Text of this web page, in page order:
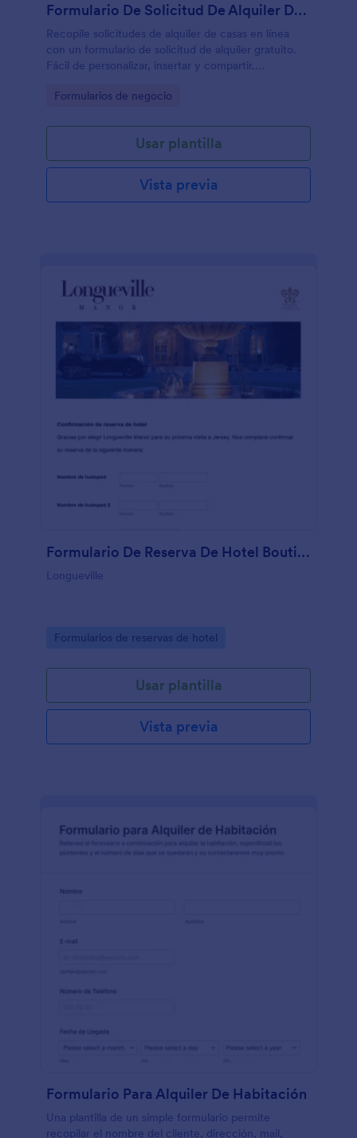
Formulario De Solicitud De Alquiler De Casa
Recopile solicitudes de alquiler de casas en línea
con un formulario de solicitud de alquiler gratuito.
Fácil de personalizar, insertar y compartir.
aplicaciones.
Go to Category:
Formularios de negocio
Usar plantilla
Vista previa
Formulario De Reserva De Hotel Boutique
Longueville
Go to Category:
Formularios de reservas de hotel
Usar plantilla
Vista previa
Formulario Para Alquiler De Habitación
Una plantilla de un simple formulario permite
recopilar el nombre del cliente, dirección, mail,